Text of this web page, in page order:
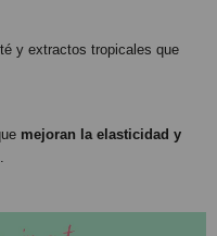
y extractos tropicales que
mejoran la elasticidad y